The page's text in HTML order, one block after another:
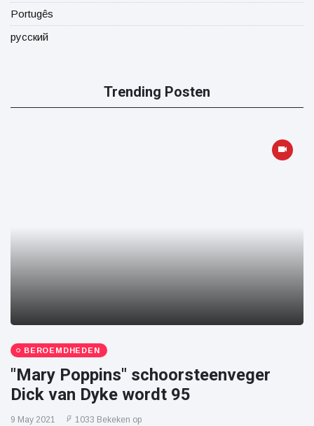
Portugês
русский
Trending Posten
BEROEMDHEDEN
"Mary Poppins" schoorsteenveger
Dick van Dyke wordt 95
9 May 2021 1033 Bekeken op